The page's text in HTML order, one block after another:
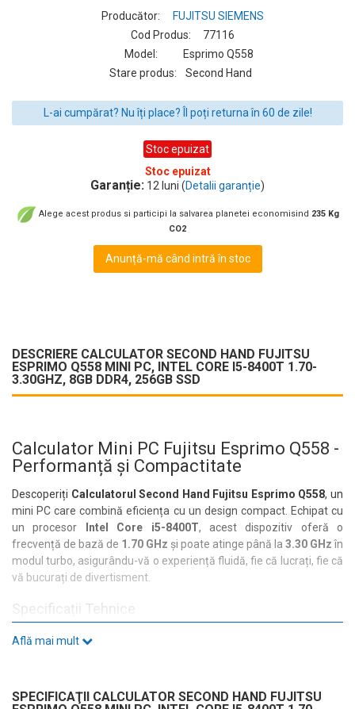
Producător:
FUJITSU SIEMENS
Cod Produs:
77116
Model:
Esprimo Q558
Stare produs:
Second Hand
L-ai cumpărat? Nu îți place? Îl poți returna în 60 de zile!
Stoc epuizat
Stoc epuizat
Garanție: 12 luni (Detalii garanție)
Alege acest produs si participi la salvarea planetei economisind 235 Kg
CO2
Anunță-mă când intră în stoc
DESCRIERE CALCULATOR SECOND HAND FUJITSU
ESPRIMO Q558 MINI PC, INTEL CORE I5-8400T 1.70-
3.30GHZ, 8GB DDR4, 256GB SSD
Calculator Mini PC Fujitsu Esprimo Q558 -
Performanță și Compactitate
Descoperiți Calculatorul Second Hand Fujitsu Esprimo Q558, un
mini PC care combină eficiența cu un design compact. Echipat cu
un procesor
Intel Core i5-8400T, acest dispozitiv oferă o
frecvență de bază de 1.70 GHz și poate atinge până la 3.30 GHzîn
modul turbo, asigurându-vă o experiență fluidă, fie că lucrați, fie că
vă bucurați de divertisment.
Specificații Tehnice
Fujitsu Esprimo Q558 vine cu
din acest mini PC o alegere excelentă pentru birou sau acasă.
Află mai mult
SPECIFICAŢII CALCULATOR SECOND HAND FUJITSU